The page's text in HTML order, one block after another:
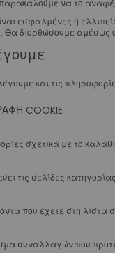
Με Αγκύλες και Hooks
Plain & Μασητικό
Plain Μασητικό
Εξαρτήματα Τόξων
Προσωπίδες
Μικροεμφυτεύματα
να το
εσφαλμένες ή
διορθώσουμε αμέσως
και τις
COOKIE
σχετικά με το
τις σελίδες
που έχετε στη λίστα
συναλλαγών που